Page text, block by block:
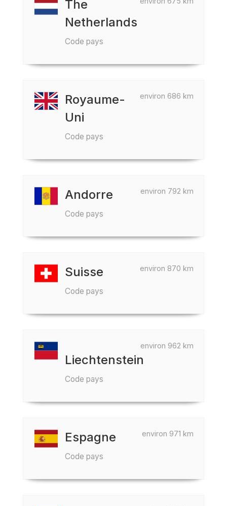
The
Netherlands
Code pays
environ 686 km
Royaume-
Uni
Code pays
environ 792 km
Andorre
Code pays
environ 870 km
Suisse
Code pays
environ 962 km
Liechtenstein
Code pays
environ 971 km
Espagne
Code pays